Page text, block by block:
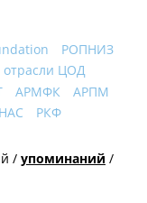
РОПНИЗ
отрасли ЦОД
АРМФК
АРПМ
РКФ
/ упоминаний /